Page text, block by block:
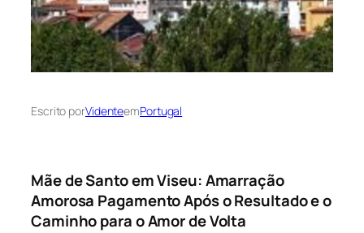
Escrito porVidenteemPortugal
Mãe de Santo em Viseu: Amarração
Amorosa Pagamento Após o Resultado e o
Caminho para o Amor de Volta